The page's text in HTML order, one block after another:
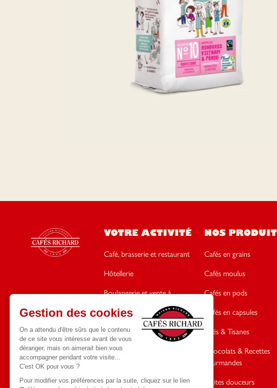
VOTRE ACTIVITÉ
Café, brasserie et restaurant
Hôtellerie
Boulangerie et vente à
Coffee shop et néo-café
Bureau et restauration
d'entreprise
NOS
Cafés en grains
Cafés moulus
Cafés en pods
Cafés en capsules
Thés & Tisanes
Chocolats & Recettes
gourmandes
Petites douceurs